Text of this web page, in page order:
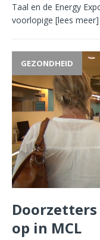
Taal en de Energy
voorlopige [lees meer]
GEZONDHEID
op in MCL